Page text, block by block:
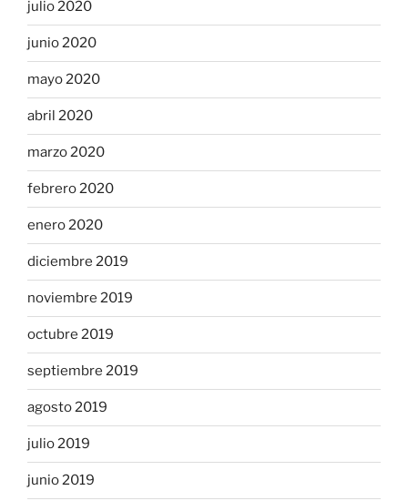
julio 2020
junio 2020
mayo 2020
abril 2020
marzo 2020
febrero 2020
enero 2020
diciembre 2019
noviembre 2019
octubre 2019
septiembre 2019
agosto 2019
julio 2019
junio 2019